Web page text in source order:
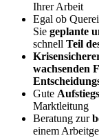
Ihrer Arbeit
Egal ob
Sie geplante
schnell Teil
wachsenden
Gute
Marktleitung
Beratung zur
einem